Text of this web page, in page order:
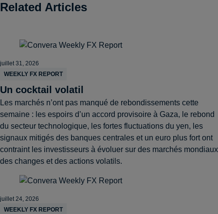
Related Articles
juillet 31, 2026
WEEKLY FX REPORT
Un cocktail volatil
Les marchés n’ont pas manqué de rebondissements cette
semaine : les espoirs d’un accord provisoire à Gaza, le rebond
du secteur technologique, les fortes fluctuations du yen, les
signaux mitigés des banques centrales et un euro plus fort ont
contraint les investisseurs à évoluer sur des marchés mondiaux
des changes et des actions volatils.
juillet 24, 2026
WEEKLY FX REPORT